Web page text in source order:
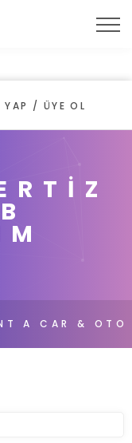
YAP / ÜYE OL
A CAR & OTO